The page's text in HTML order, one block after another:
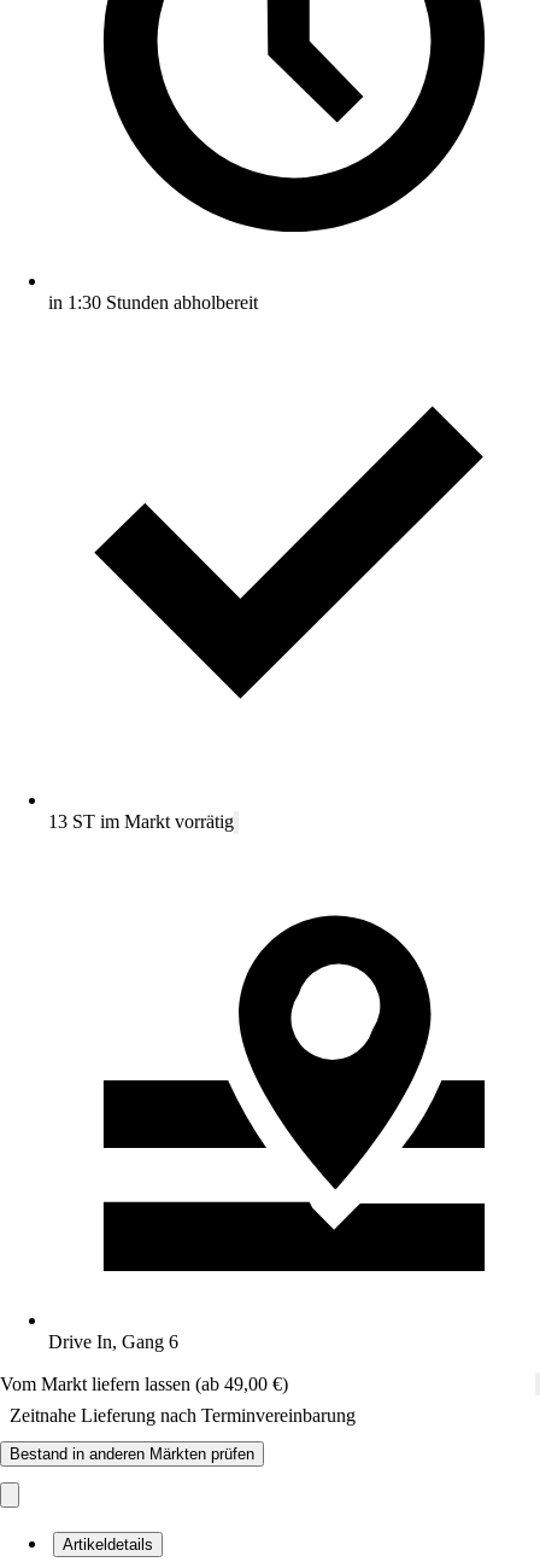
in 1:30 Stunden abholbereit
13 ST im Markt vorrätig
Drive In, Gang 6
Vom Markt liefern lassen (ab 49,00 €)
Zeitnahe Lieferung nach Terminvereinbarung
Bestand in anderen Märkten prüfen
Artikeldetails